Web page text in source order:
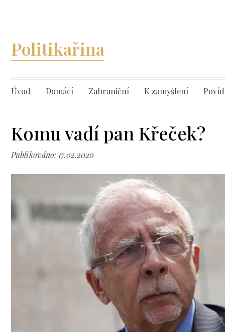
Politikařina
Úvod Domácí Zahraniční K zamyšlení
Komu vadí pan Křeček?
Publikováno: 17.02.2020